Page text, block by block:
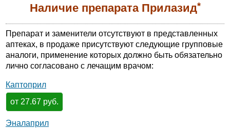
Наличие препарата Прилазид*
Препарат и заменители отсутствуют в представленных
аптеках, в продаже присутствуют следующие групповые
аналоги, применение которых должно быть обязательно
лично согласовано с лечащим врачом:
Каптоприл
от 27.67 руб.
Эналаприл